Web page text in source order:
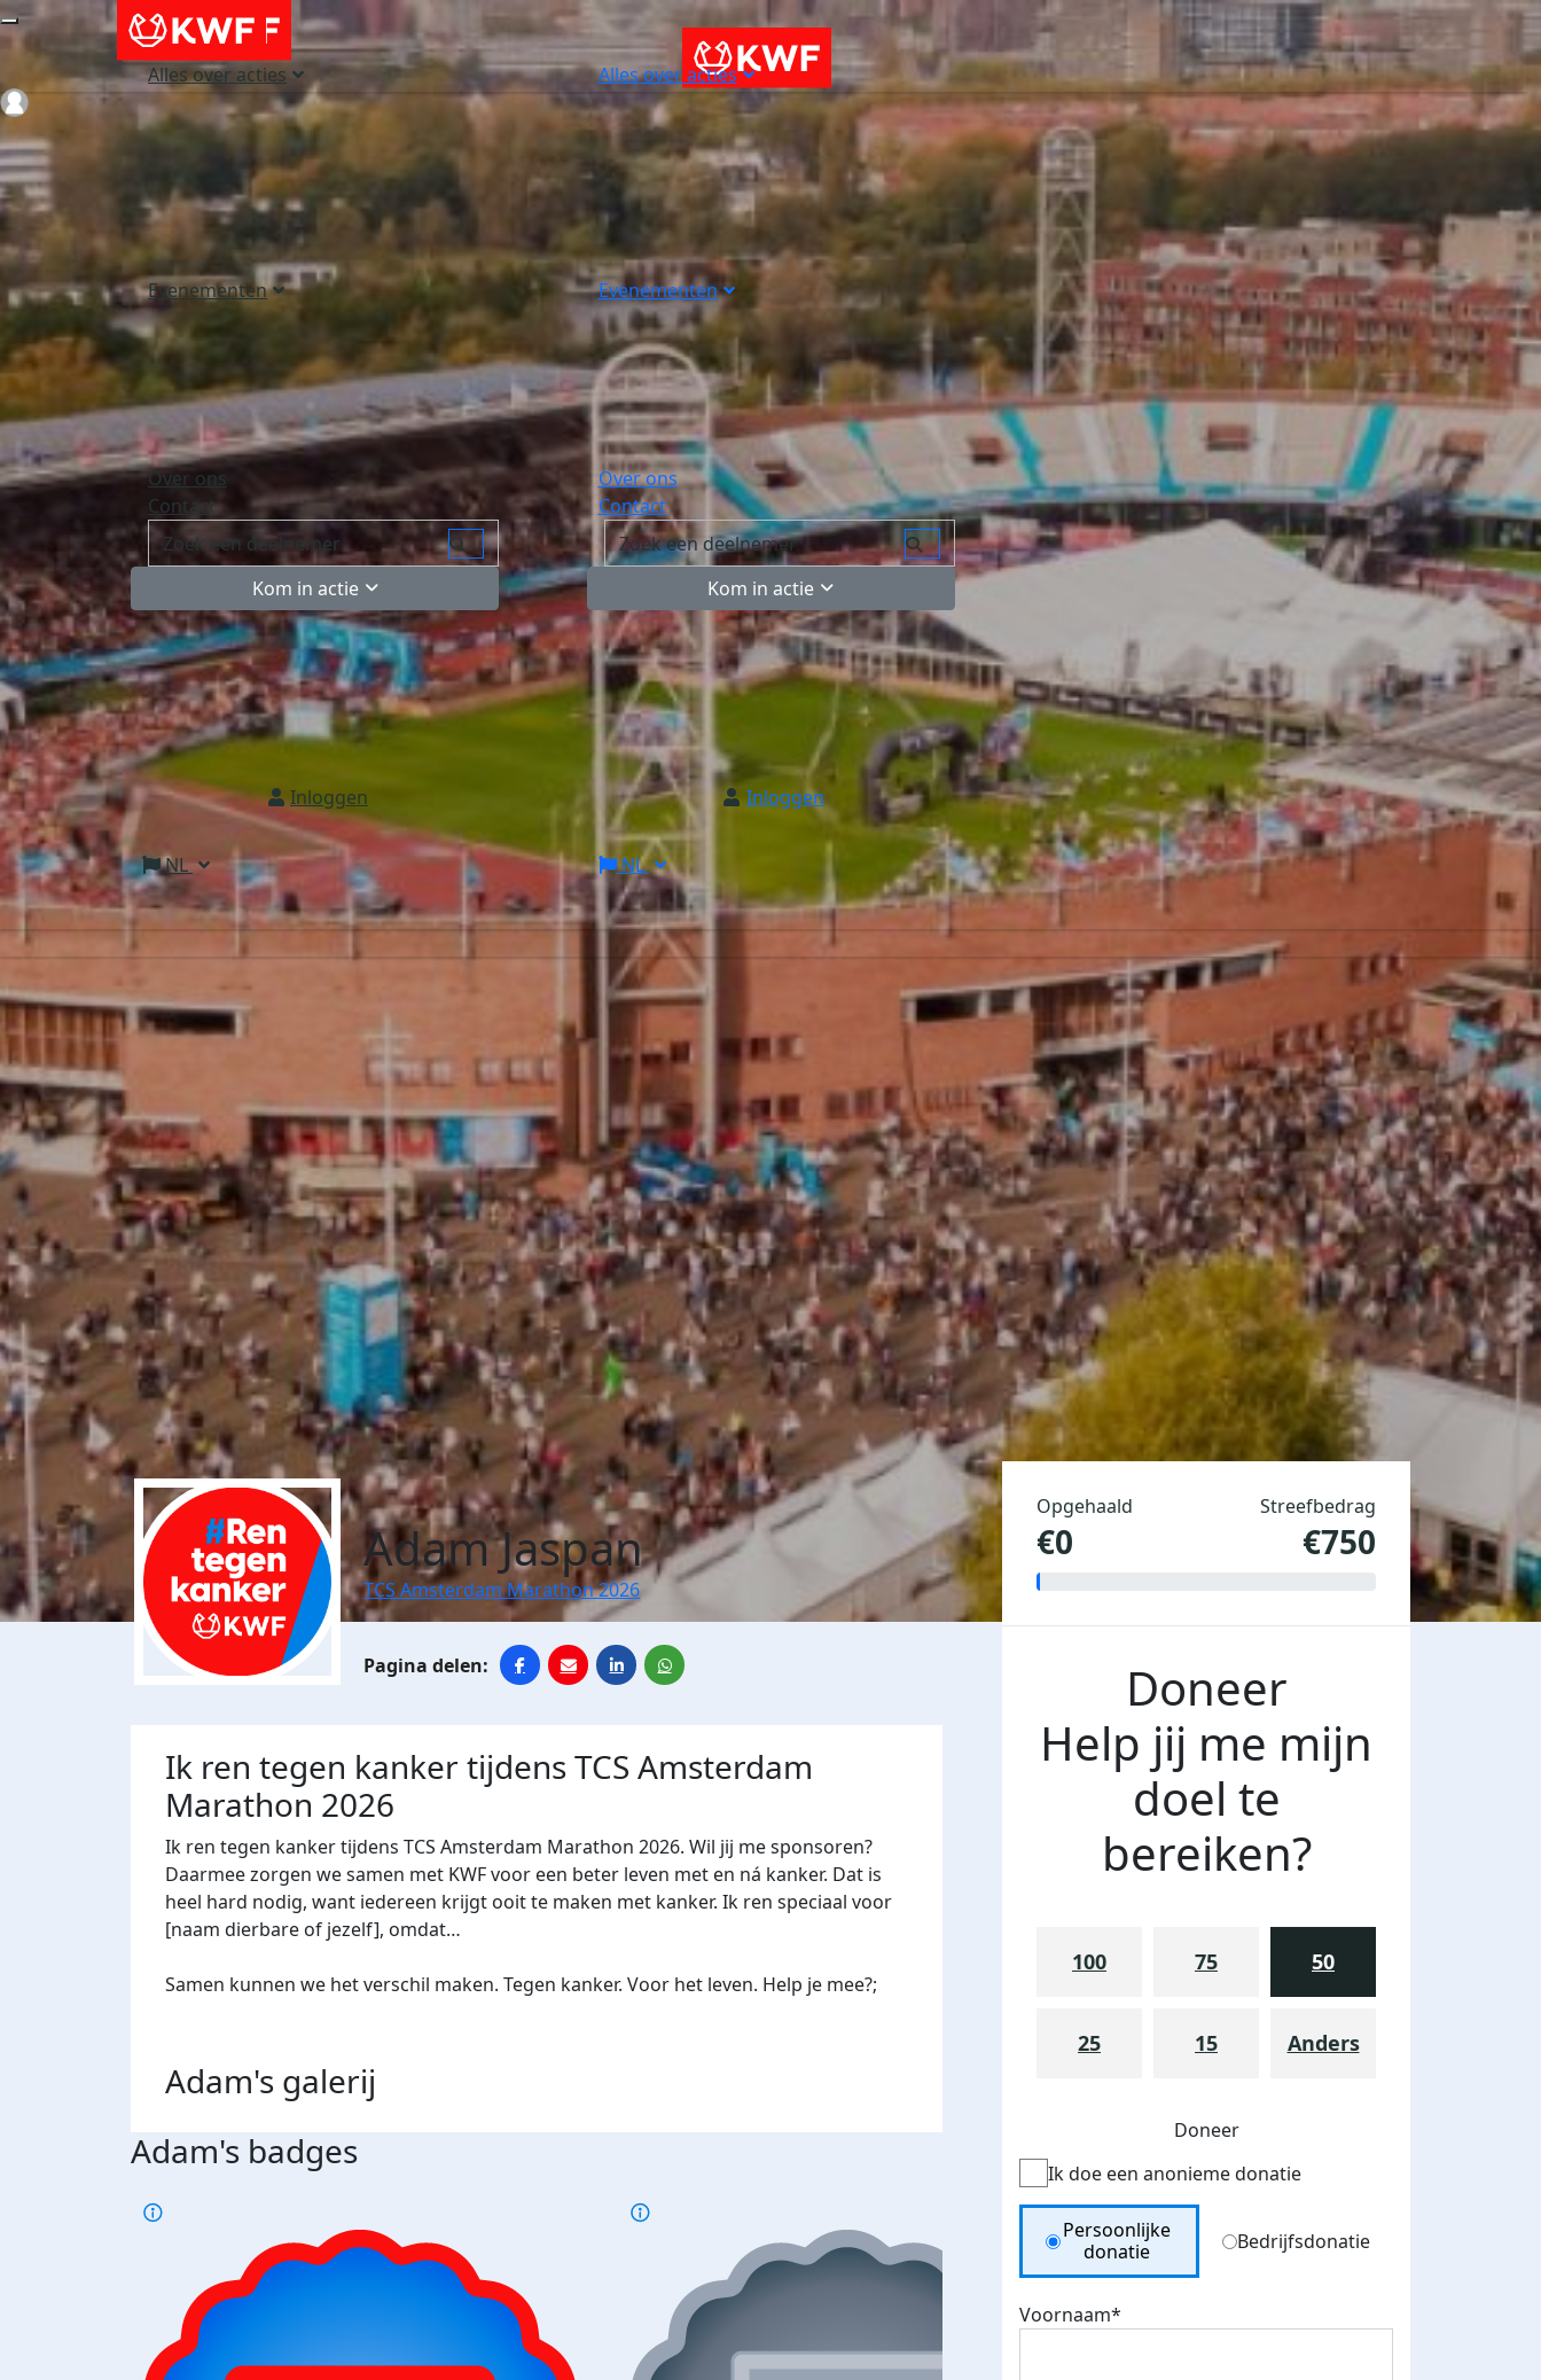
Alles over acties
Evenementen
Over ons
Contact
Kom in actie
Inloggen
NL
Alles over acties
Evenementen
Over ons
Contact
Kom in actie
Inloggen
NL
Login
Adam Jaspan
TCS Amsterdam Marathon 2026
Ik ren tegen kanker tijdens TCS Amsterdam
Marathon 2026
Ik ren tegen kanker tijdens TCS Amsterdam Marathon 2026. Wil jij me sponsoren?
Daarmee zorgen we samen met KWF voor een beter leven met en ná kanker. Dat is
heel hard nodig, want iedereen krijgt ooit te maken met kanker. Ik ren speciaal voor
[naam dierbare of jezelf], omdat…
Samen kunnen we het verschil maken. Tegen kanker. Voor het leven. Help je mee?;
Adam's galerij
Adam's badges
Opgehaald
€0
Streefbedrag
€750
Doneer
Help jij me mijn
doel te
bereiken?
100 75 50
25 15 Anders
Doneer
Ik doe een anonieme donatie
Donation Type
Persoonlijke
donatie
Bedrijfsdonatie
Voornaam*